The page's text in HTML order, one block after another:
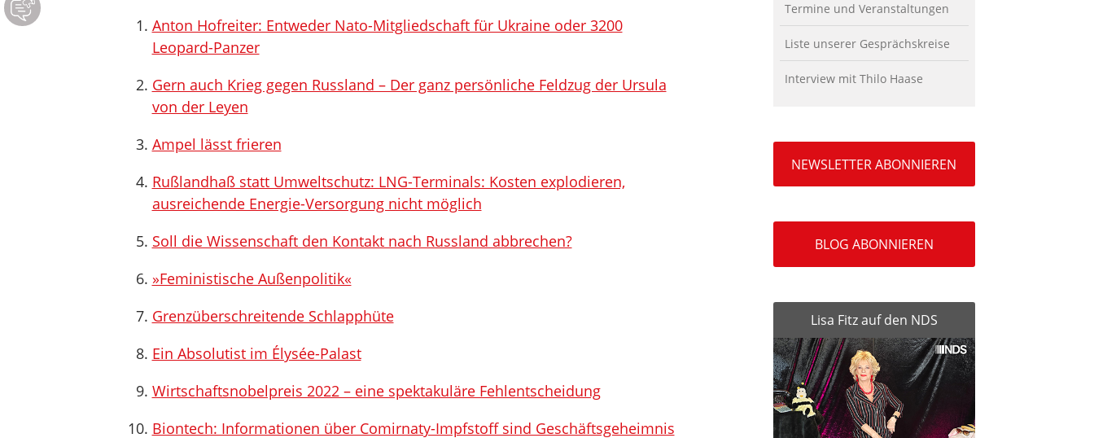
Anton Hofreiter: Entweder Nato-Mitgliedschaft für Ukraine oder 3200
Leopard-Panzer
Gern auch Krieg gegen Russland – Der ganz persönliche Feldzug der Ursula
von der Leyen
Ampel lässt frieren
Rußlandhaß statt Umweltschutz: LNG-Terminals: Kosten explodieren,
ausreichende Energie-Versorgung nicht möglich
Soll die Wissenschaft den Kontakt nach Russland abbrechen?
»Feministische Außenpolitik«
Grenzüberschreitende Schlapphüte
Ein Absolutist im Élysée-Palast
Wirtschaftsnobelpreis 2022 – eine spektakuläre Fehlentscheidung
Biontech: Informationen über Comirnaty-Impfstoff sind Geschäftsgeheimnis
Termine und Veranstaltungen
Liste unserer Gesprächskreise
Interview mit Thilo Haase
NEWSLETTER ABONNIEREN
BLOG ABONNIEREN
Lisa Fitz auf den NDS